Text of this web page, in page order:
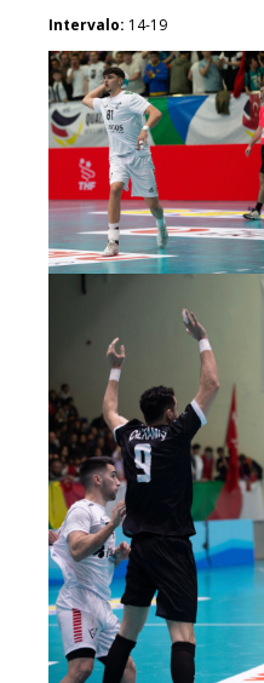
Intervalo: 14-19